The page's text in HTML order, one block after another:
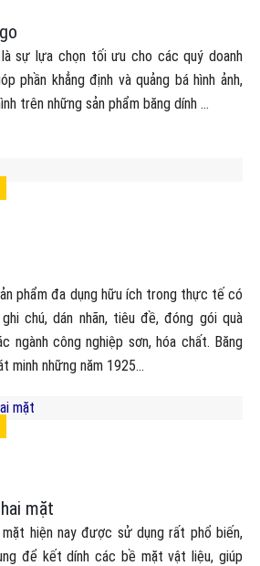
sự lựa chọn tối ưu cho các quý doanh
phần khẳng định và quảng bá hình ảnh,
trên những sản phẩm băng dính ...
phẩm đa dụng hữu ích trong thực tế có
chú, dán nhãn, tiêu đề, đóng gói quà
ngành công nghiệp sơn, hóa chất. Băng
minh những năm 1925...
mặt
mặt hiện nay được sử dụng rất phổ biến,
để kết dính các bề mặt vật liệu, giúp